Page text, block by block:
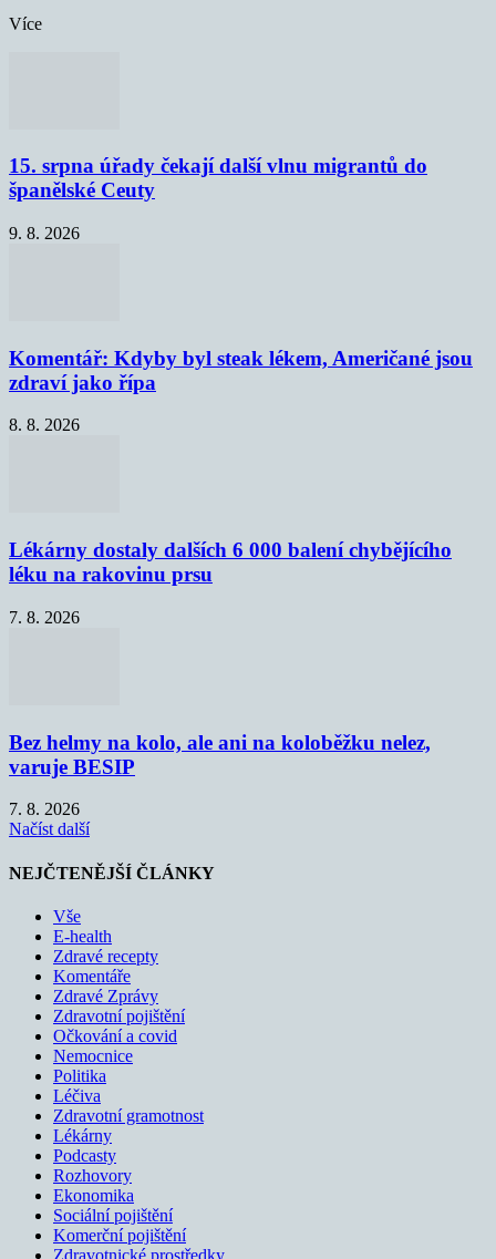
Více
15. srpna úřady čekají další vlnu migrantů do
španělské Ceuty
9. 8. 2026
Komentář: Kdyby byl steak lékem, Američané jsou
zdraví jako řípa
8. 8. 2026
Lékárny dostaly dalších 6 000 balení chybějícího
léku na rakovinu prsu
7. 8. 2026
Bez helmy na kolo, ale ani na koloběžku nelez,
varuje BESIP
7. 8. 2026
Načíst další
NEJČTENĚJŠÍ ČLÁNKY
Vše
E-health
Zdravé recepty
Komentáře
Zdravé Zprávy
Zdravotní pojištění
Očkování a covid
Nemocnice
Politika
Léčiva
Zdravotní gramotnost
Lékárny
Podcasty
Rozhovory
Ekonomika
Sociální pojištění
Komerční pojištění
Zdravotnické prostředky